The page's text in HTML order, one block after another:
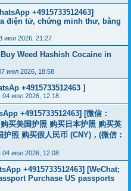
+4915733512463]
điện tử, chứng minh thư, bằng
июл 2026, 21:27
Weed Hashish Cocaine in
июл 2026, 18:58
+4915733512463 ]
04 июл 2026, 12:18
+4915733512463] [微信：
买美国护照 购买日本护照 购买英
照 购买假人民币 (CNY)，(微信：
04 июл 2026, 12:08
+4915733512463] [WeChat;
Purchase US passports